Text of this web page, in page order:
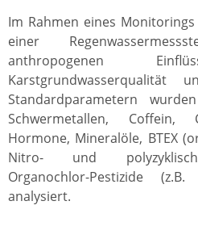
Im Rahmen eines
einer
anthropogenen
Karstgrundwasserqualität
Standardparametern
Schwermetallen, Coffein,
Hormone, Mineralöle, BTEX
Nitro- und
Organochlor-Pestizide
analysiert.